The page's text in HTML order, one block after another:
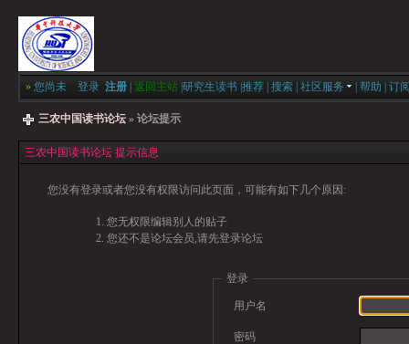
» 您尚未 登录 注册 返回主站 研究生读书 推荐 搜索 社区服务 帮助 订
三农中国读书论坛 » 论坛提示
三农中国读书论坛 提示信息
您没有登录或者您没有权限访问此页面，可能有如下几个原因:
您无权限编辑别人的贴子
您还不是论坛会员,请先登录论坛
登录
用户名
密码